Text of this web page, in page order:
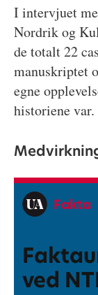
I intervjuet
Nordrik og
de totalt 22
manuskriptet
egne
historiene var.
Fakta
ved